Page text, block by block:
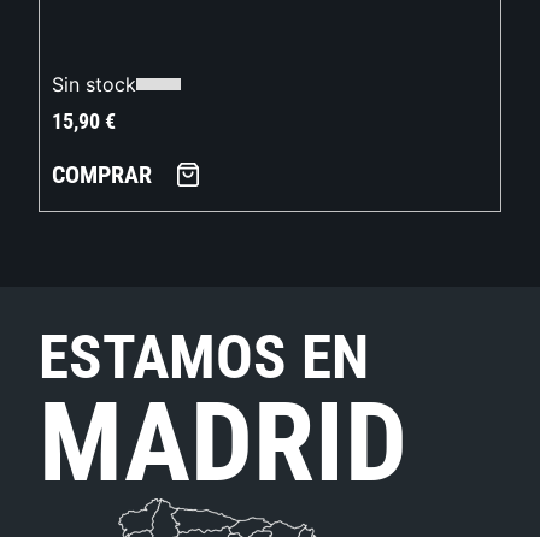
Sin stock
15,90€
COMPRAR
ESTAMOS EN
MADRID